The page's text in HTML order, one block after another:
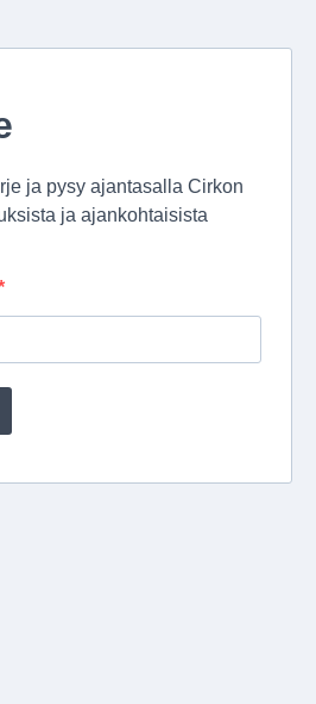
ja pysy ajantasalla Cirkon
ja ajankohtaisista